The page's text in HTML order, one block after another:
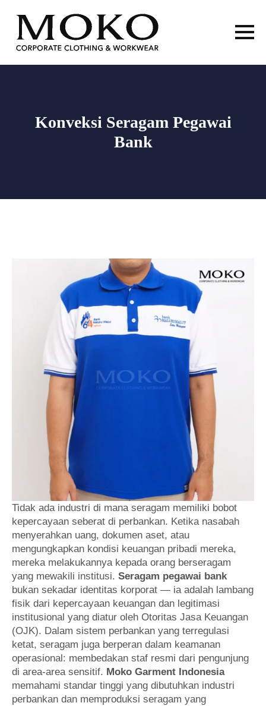
Konveksi Seragam Pegawai
Bank
Tidak ada industri di mana seragam memiliki bobot
kepercayaan seberat di perbankan. Ketika nasabah
menyerahkan uang, dokumen aset, atau
mengungkapkan kondisi keuangan pribadi mereka,
mereka melakukannya kepada orang berseragam
yang mewakili institusi. Seragam pegawai bank
bukan sekadar identitas korporat — ia adalah lambang
fisik dari kepercayaan keuangan dan legitimasi
institusional yang diatur oleh Otoritas Jasa Keuangan
(OJK). Dalam sistem perbankan yang terregulasi
ketat, seragam juga berperan dalam keamanan
operasional: membedakan staf resmi dari pengunjung
di area-area sensitif. Moko Garment Indonesia
memahami standar tinggi yang dibutuhkan industri
perbankan dan memproduksi seragam yang